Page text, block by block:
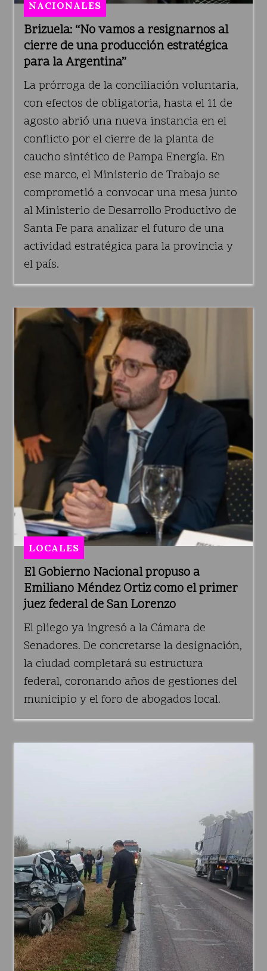
Brizuela: “No vamos a resignarnos al
cierre de una producción estratégica
para la Argentina”
NACIONALES
La prórroga de la conciliación voluntaria,
con efectos de obligatoria, hasta el 11 de
agosto abrió una nueva instancia en el
conflicto por el cierre de la planta de
caucho sintético de Pampa Energía. En
ese marco, el Ministerio de Trabajo se
comprometió a convocar una mesa junto
al Ministerio de Desarrollo Productivo de
Santa Fe para analizar el futuro de una
actividad estratégica para la provincia y
el país.
El Gobierno Nacional propuso a
Emiliano Méndez Ortiz como el primer
juez federal de San Lorenzo
LOCALES
El pliego ya ingresó a la Cámara de
Senadores. De concretarse la designación,
la ciudad completará su estructura
federal, coronando años de gestiones del
municipio y el foro de abogados local.